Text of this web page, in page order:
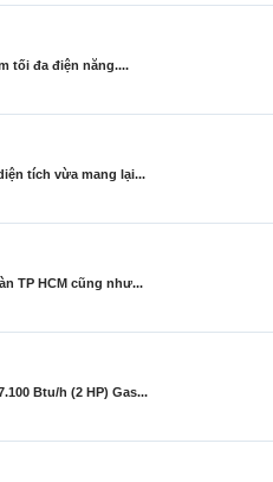
tối đa điện năng....
tích vừa mang lại...
TP HCM cũng như...
Btu/h (2 HP) Gas...